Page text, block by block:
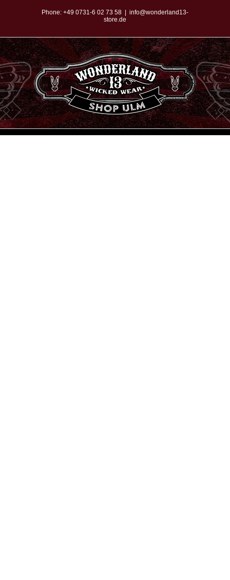
springen
Phone: +49 0731-6 02 73 58
info@wonderland13-
store.de